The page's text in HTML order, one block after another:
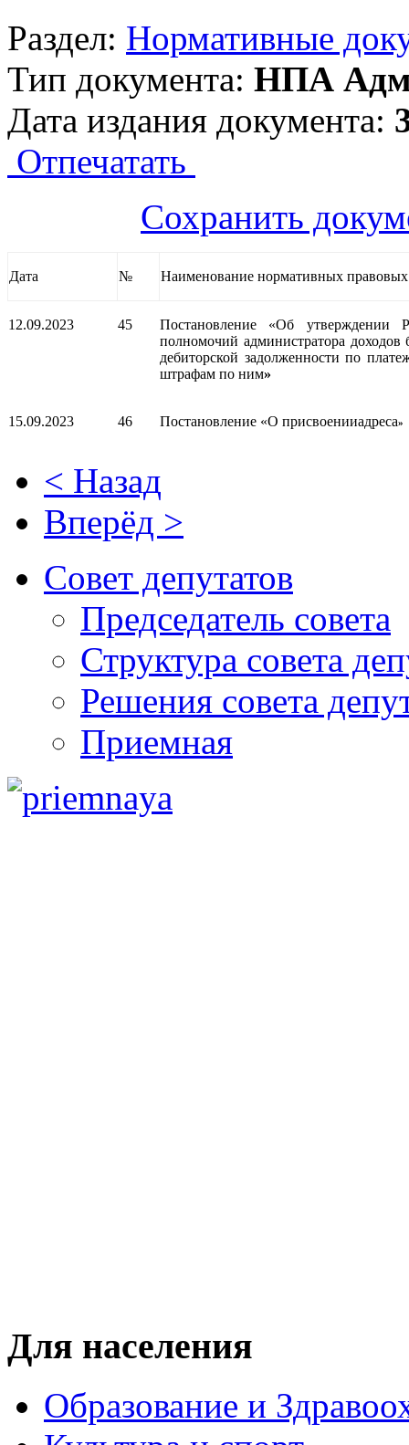
Раздел: Нормативные
Тип документа: НПА
Дата издания документа:
Отпечатать
Сохранить
Дата № Наименование нормативных правовых
12.09.2023 45 Постановление «Об утверждении
полномочий администратора
дебиторской задолженности по
штрафам по ним»
15.09.2023 46 Постановление «О присвоенииадреса»
< Назад
Вперёд >
Совет депутатов
Председатель совета
Структура совета
Решения совета
Приемная
Для населения
Образование и